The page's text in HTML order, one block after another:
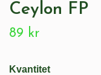
Ceylon FP
89 kr
Kvantitet